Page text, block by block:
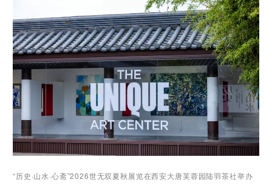
“历史·山水·心斋”2026世无双夏秋展览在西安大唐芙蓉园陆羽茶社举办